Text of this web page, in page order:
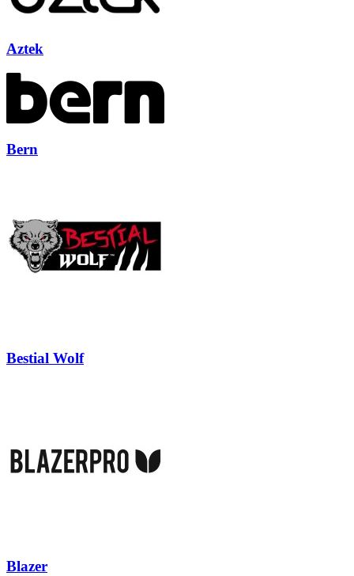
Aztek
Bern
Bestial Wolf
Blazer